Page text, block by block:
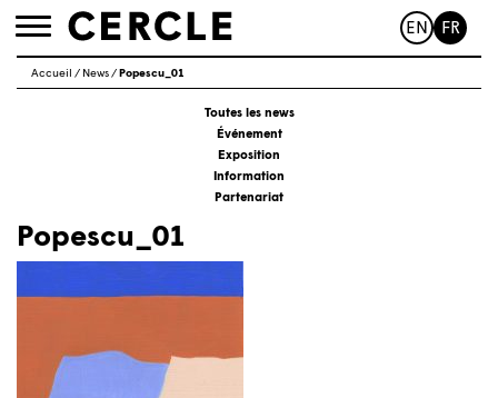
Toggle
EN FR
Accueil / News/ Popescu_01
Toutes les news
Événement
Exposition
Information
Partenariat
Popescu_01